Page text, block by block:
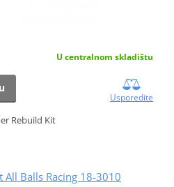
U centralnom skladištu
Usporedite
Rebuild Kit
All Balls Racing 18-3010